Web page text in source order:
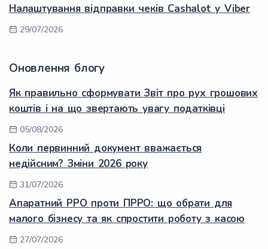
Налаштування відправки чеків Cashalot у Viber
29/07/2026
Оновлення блогу
Як правильно сформувати Звіт про рух грошових
коштів і на що звертають увагу податківці
05/08/2026
Коли первинний документ вважається
недійсним? Зміни 2026 року
31/07/2026
Апаратний РРО проти ПРРО: що обрати для
малого бізнесу та як спростити роботу з касою
27/07/2026